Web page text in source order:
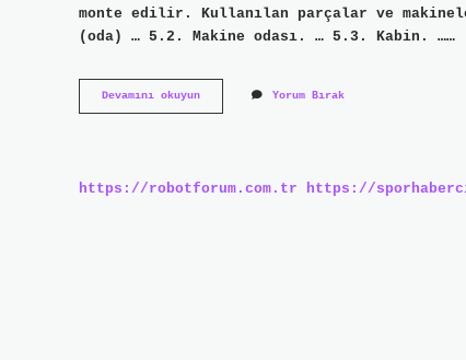
monte edilir. Kullanılan parçalar ve
(oda) … 5.2. Makine odası. … 5.3. Kabin. ……
Devamını okuyunAsansör
Parçaları
Yorum Bırak
https://robotforum.com.tr https://